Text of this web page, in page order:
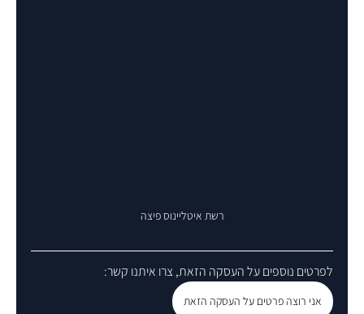
רשת איטליינוס פיצה
לפרטים נוספים על העסקה הזאת, צרו איתנו קשר:
אני רוצה פרטים על העסקה הזאת